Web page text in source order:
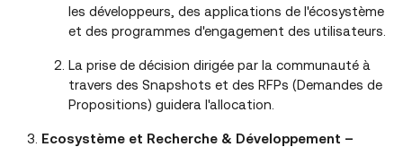
les développeurs, des applications de l'écosystème
et des programmes d'engagement des utilisateurs.
La prise de décision dirigée par la communauté à
travers des Snapshots et des RFPs (Demandes de
Propositions) guidera l'allocation.
Ecosystème et Recherche & Développement –